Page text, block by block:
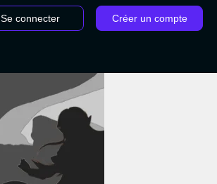
Se connecter Créer un compte